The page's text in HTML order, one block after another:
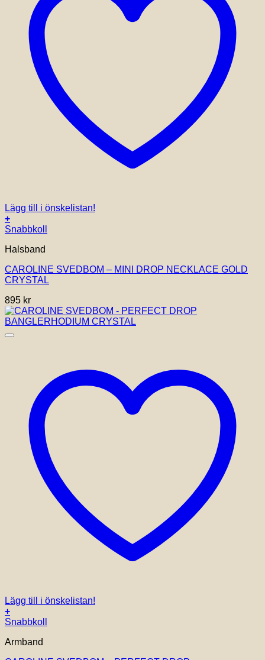
Lägg till i önskelistan!
+
Snabbkoll
Halsband
CAROLINE SVEDBOM – MINI DROP NECKLACE GOLD
CRYSTAL
895 kr
Lägg till i önskelistan!
+
Snabbkoll
Armband